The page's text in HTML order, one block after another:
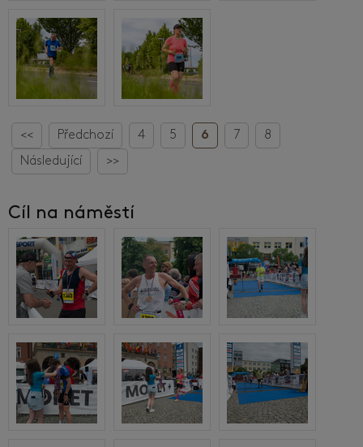
<< Předchozí 4 5 6 7
8
Následující
>>
Cíl na náměstí